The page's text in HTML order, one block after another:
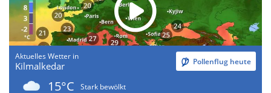
Aktuelles Wetter in
Kilmalkedar Pollenflug heute
15°C
Stark bewölkt